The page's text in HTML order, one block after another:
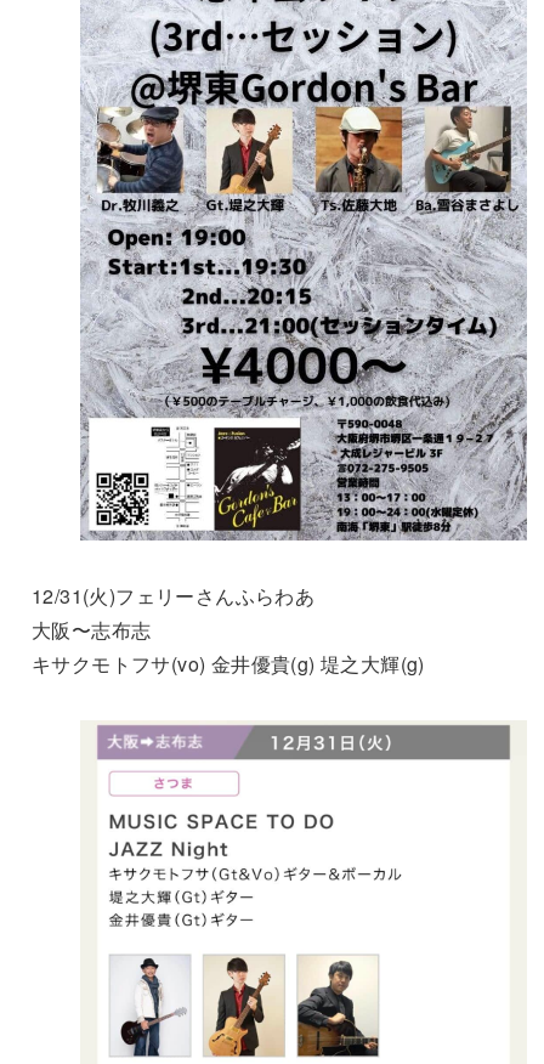
12/31(火)フェリーさんふらわあ
大阪〜志布志
キサクモトフサ(vo) 金井優貴(g) 堤之大輝(g)